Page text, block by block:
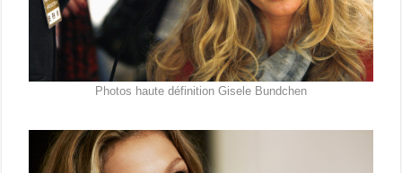
Photos haute définition Gisele Bundchen